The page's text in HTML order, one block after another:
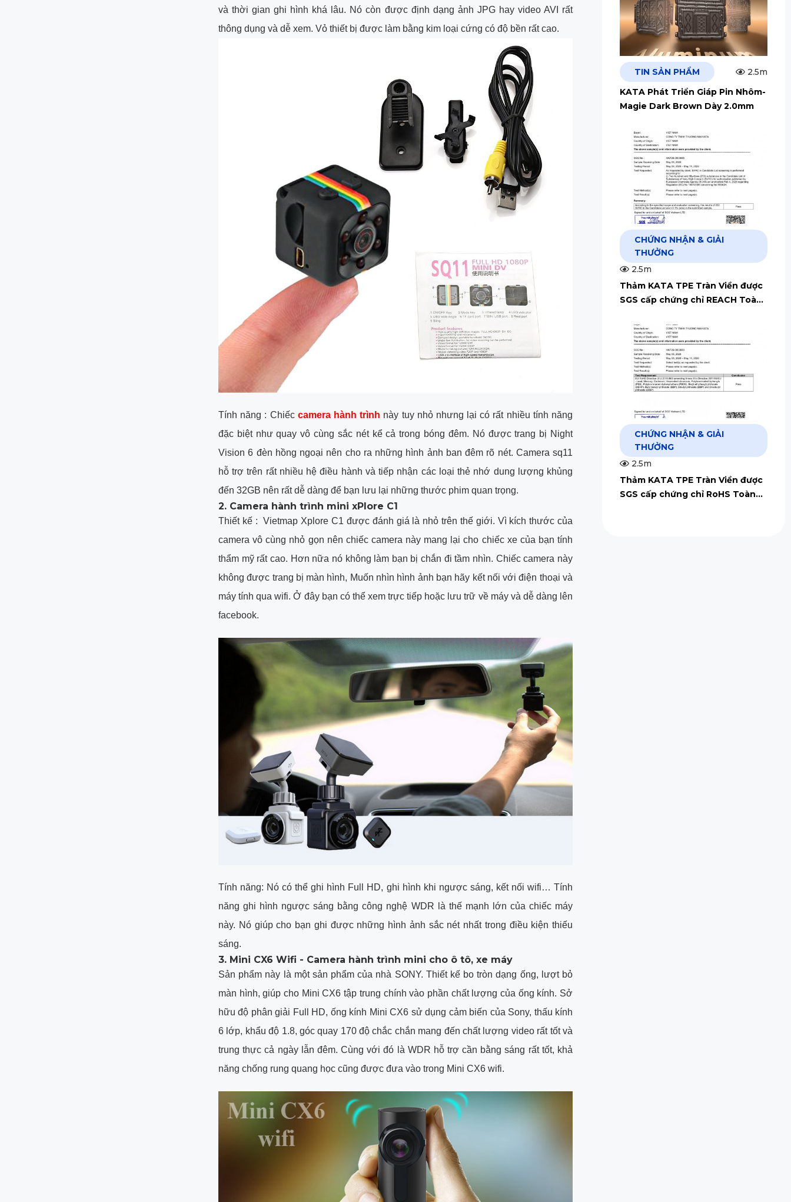
và thời gian ghi hình khá lâu. Nó còn được định dạng ảnh JPG hay video AVI rất
thông dụng và dễ xem. Vỏ thiết bị được làm bằng kim loại cứng có độ bền rất cao.
Tính năng : Chiếc camera hành trình này tuy nhỏ nhưng lại có rất nhiều tính năng
đặc biệt như quay vô cùng sắc nét kể cả trong bóng đêm. Nó được trang bị Night
Vision 6 đèn hồng ngoại nên cho ra những hình ảnh ban đêm rõ nét. Camera sq11
hỗ trợ trên rất nhiều hệ điều hành và tiếp nhận các loại thẻ nhớ dung lượng khủng
đến 32GB nên rất dễ dàng để bạn lưu lại những thước phim quan trọng.
2. Camera hành trình mini xPlore C1
Thiết kế : Vietmap Xplore C1 được đánh giá là nhỏ trên thế giới. Vì kích thước của
camera vô cùng nhỏ gọn nên chiếc camera này mang lại cho chiếc xe của bạn tính
thẩm mỹ rất cao. Hơn nữa nó không làm bạn bị chắn đi tầm nhìn. Chiếc camera này
không được trang bị màn hình, Muốn nhìn hình ảnh bạn hãy kết nối với điện thoại và
máy tính qua wifi. Ở đây bạn có thể xem trực tiếp hoặc lưu trữ về máy và dễ dàng lên
facebook.
Tính năng: Nó có thể ghi hình Full HD, ghi hình khi ngược sáng, kết nối wifi… Tính
năng ghi hình ngược sáng bằng công nghệ WDR là thế mạnh lớn của chiếc máy
này. Nó giúp cho bạn ghi được những hình ảnh sắc nét nhất trong điều kiện thiếu
sáng.
3. Mini CX6 Wifi - Camera hành trình mini cho ô tô, xe máy
Sản phẩm này là một sản phẩm của nhà SONY. Thiết kế bo tròn dạng ống, lượt bỏ
màn hình, giúp cho Mini CX6 tập trung chính vào phần chất lượng của ống kính. Sở
hữu độ phân giải Full HD, ống kính Mini CX6 sử dụng cảm biến của Sony, thấu kính
6 lớp, khẩu độ 1.8, góc quay 170 độ chắc chắn mang đến chất lượng video rất tốt và
trung thực cả ngày lẫn đêm. Cùng với đó là WDR hỗ trợ cần bằng sáng rất tốt, khả
năng chống rung quang học cũng được đưa vào trong Mini CX6 wifi.
TIN SẢN PHẨM
2.5m
KATA Phát Triển Giáp Pin Nhôm-
Magie Dark Brown Dày 2.0mm
CHỨNG NHẬN & GIẢI
THƯỞNG
2.5m
Thảm KATA TPE Tràn Viền được
SGS cấp chứng chỉ REACH Toàn
CHỨNG NHẬN & GIẢI
THƯỞNG
2.5m
Thảm KATA TPE Tràn Viền được
SGS cấp chứng chỉ RoHS Toàn